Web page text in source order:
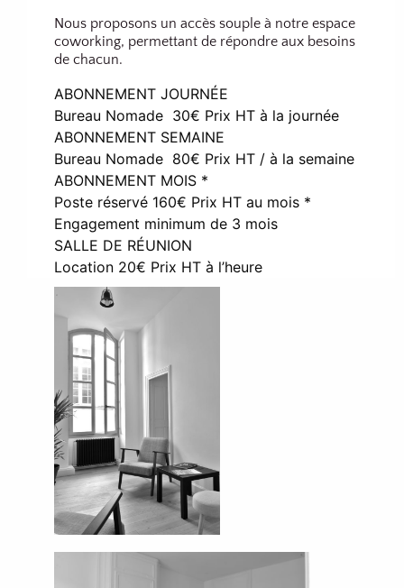
Nous proposons un accès souple à notre espace
coworking, permettant de répondre aux besoins
de chacun.
ABONNEMENT JOURNÉE
Bureau Nomade 30€ Prix HT à la journée
ABONNEMENT SEMAINE
Bureau Nomade 80€ Prix HT / à la semaine
ABONNEMENT MOIS *
Poste réservé 160€ Prix HT au mois *
Engagement minimum de 3 mois
SALLE DE RÉUNION
Location 20€ Prix HT à l’heure